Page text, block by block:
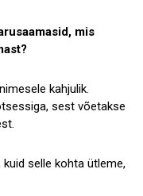
mis
kahjulik.
sest võetakse
selle kohta ütleme,